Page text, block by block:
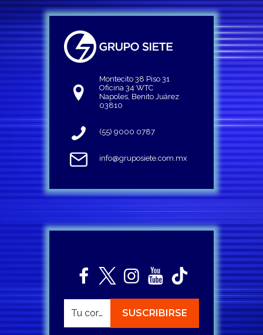
Montecito 38 Piso 31
Oficina 34 WTC
Napoles, Benito Juárez
03810
(55) 9000 0787
info@gruposiete.com.mx